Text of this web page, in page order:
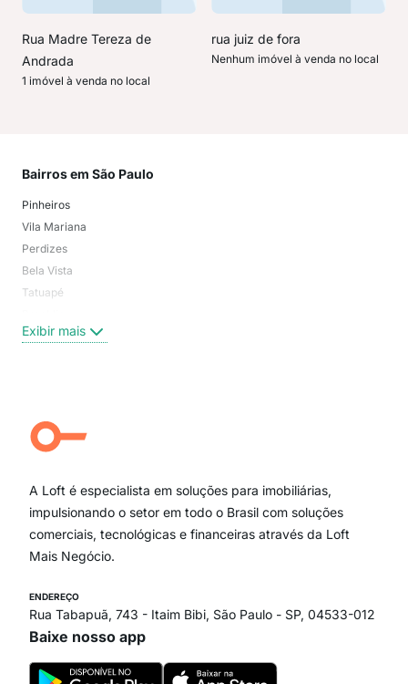
Rua Madre Tereza de
Andrada
1 imóvel à venda no local
rua juiz de fora
Nenhum imóvel à venda no local
Bairros em São Paulo
Pinheiros
Vila Mariana
Perdizes
Bela Vista
Tatuapé
Centro
Campo Belo
Ipiranga
Paraíso
Itaim Bibi
Exibir mais
A Loft é especialista em soluções para imobiliárias,
impulsionando o setor em todo o Brasil com soluções
comerciais, tecnológicas e financeiras através da Loft
Mais Negócio.
ENDEREÇO
Rua Tabapuã, 743 - Itaim Bibi, São Paulo - SP, 04533-012
Baixe nosso app